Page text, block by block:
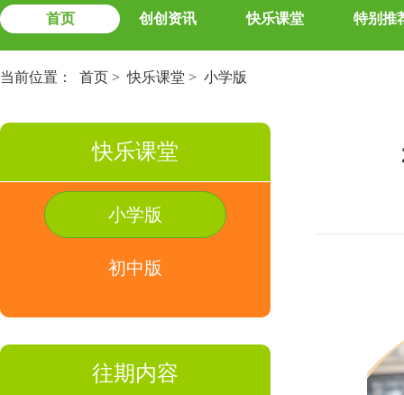
首页 创创资讯 快乐课堂 特别推
当前位置： 首页 >快乐课堂 > 小学版
快乐课堂
小学版
初中版
往期内容